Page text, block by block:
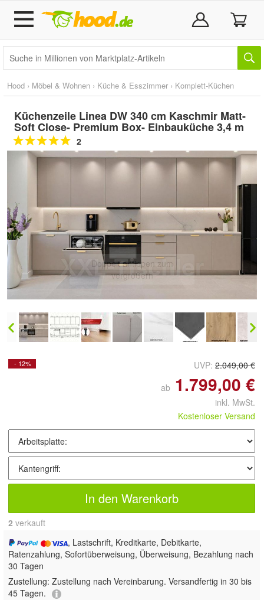
Hood › Möbel & Wohnen › Küche & Esszimmer › Komplett-Küchen
Küchenzeile Linea DW 340 cm Kaschmir Matt-
Soft Close- Premium Box- Einbauküche 3,4 m
2
Doppelt antippen zum
vergrößern
- 12% UVP: 2.049,00 €
ab 1.799,00 €
inkl. MwSt.
Kostenloser Versand
In den Warenkorb
2 verkauft
, Lastschrift, Kreditkarte, Debitkarte,
Ratenzahlung, Sofortüberweisung, Überweisung, Bezahlung nach
30 Tagen
Zustellung: Zustellung nach Vereinbarung. Versandfertig in 30 bis
45 Tagen.